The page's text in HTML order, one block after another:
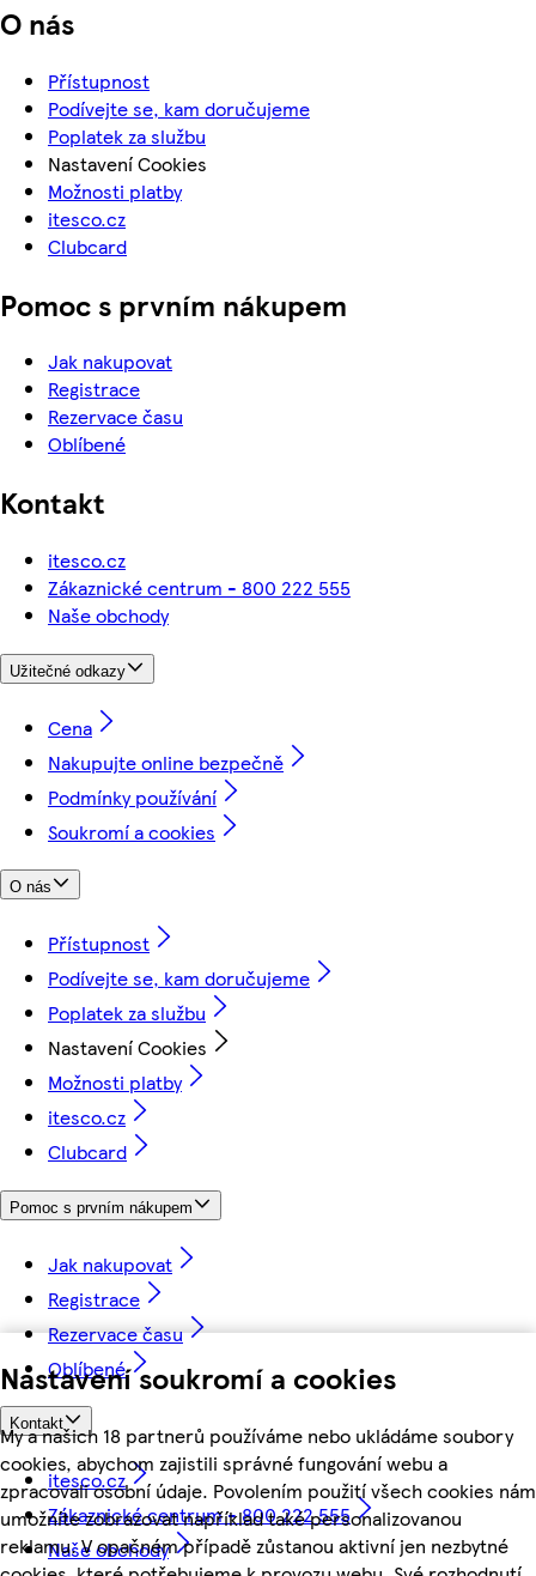
Nastavení soukromí a cookies
My a našich 18 partnerů používáme nebo ukládáme soubory
cookies, abychom zajistili správné fungování webu a
zpracovali osobní údaje. Povolením použití všech cookies nám
umožníte zobrazovat například také personalizovanou
reklamu. V opačném případě zůstanou aktivní jen nezbytné
O nás
Přístupnost
Podívejte se, kam doručujeme
Poplatek za službu
Nastavení Cookies
Možnosti platby
itesco.cz
Clubcard
Pomoc s prvním nákupem
Jak nakupovat
Registrace
Rezervace času
Oblíbené
Kontakt
itesco.cz
Zákaznické centrum - 800 222 555
Naše obchody
Užitečné odkazy
Cena
Nakupujte online bezpečně
Podmínky používání
Soukromí a cookies
O nás
Přístupnost
Podívejte se, kam doručujeme
Poplatek za službu
Nastavení Cookies
Možnosti platby
itesco.cz
Clubcard
Pomoc s prvním nákupem
Jak nakupovat
Registrace
Rezervace času
Oblíbené
Kontakt
itesco.cz
Zákaznické centrum - 800 222 555
Naše obchody